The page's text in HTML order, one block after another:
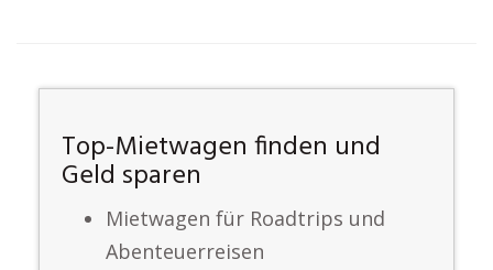
Top-Mietwagen finden und
Geld sparen
Mietwagen für Roadtrips und
Abenteuerreisen